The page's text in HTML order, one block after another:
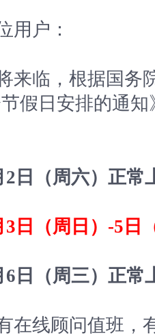
户：
临，根据国务
假日安排的通
2日（周六）正常
3日（周日）-5日
6日（周三）正常
线顾问值班，